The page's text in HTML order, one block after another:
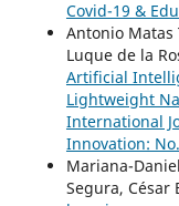
Covid-19 &
Antonio Matas
Luque de la
Artificial
Lightweight
International
Innovation:
Mariana-
Segura, César